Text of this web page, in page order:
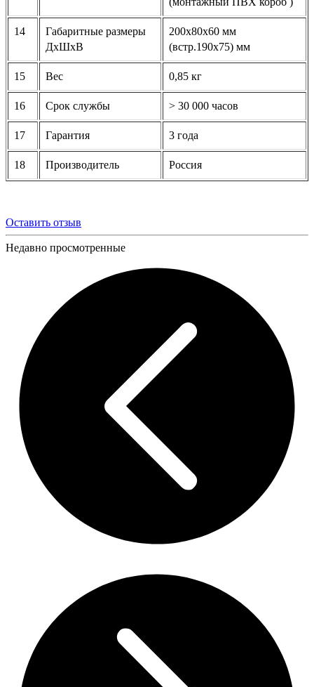
14
Габаритные размеры
ДхШхВ
200х80х60 мм
(встр.190х75) мм
15 Вес 0,85 кг
16 Срок службы > 30 000 часов
17 Гарантия 3 года
18 Производитель Россия
Оставить отзыв
Недавно просмотренные